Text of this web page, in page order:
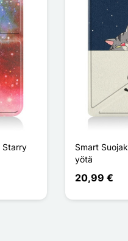
Starry
Smart
yötä
20,99 €